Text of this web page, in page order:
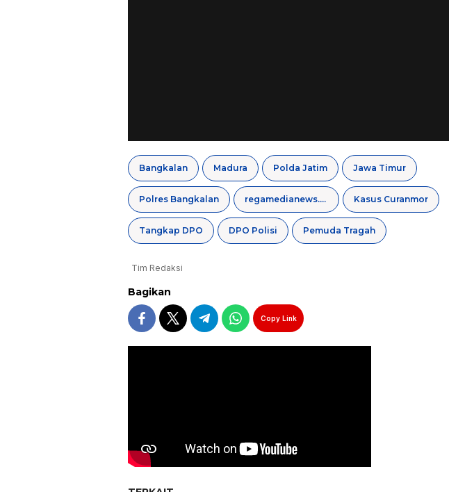
Bangkalan Madura Polda Jatim Jawa Timur
Polres Bangkalan regamedianews.com Kasus Curanmor
Tangkap DPO DPO Polisi Pemuda Tragah
Tim Redaksi
Bagikan
Copy Link